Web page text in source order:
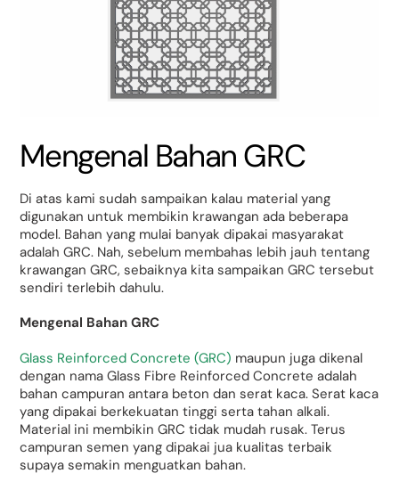
Mengenal Bahan GRC
Di atas kami sudah sampaikan kalau material yang
digunakan untuk membikin krawangan ada beberapa
model. Bahan yang mulai banyak dipakai masyarakat
adalah GRC. Nah, sebelum membahas lebih jauh tentang
krawangan GRC, sebaiknya kita sampaikan GRC tersebut
sendiri terlebih dahulu.
Mengenal Bahan GRC
Glass Reinforced Concrete (GRC) maupun juga dikenal
dengan nama Glass Fibre Reinforced Concrete adalah
bahan campuran antara beton dan serat kaca. Serat kaca
yang dipakai berkekuatan tinggi serta tahan alkali.
Material ini membikin GRC tidak mudah rusak. Terus
campuran semen yang dipakai jua kualitas terbaik
supaya semakin menguatkan bahan.